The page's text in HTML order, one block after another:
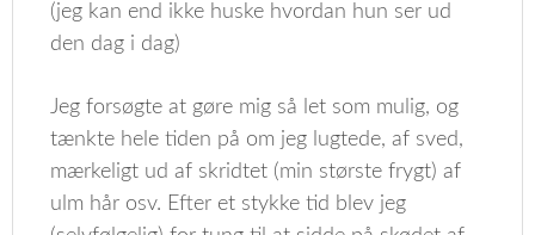
(jeg kan end ikke huske hvordan hun ser ud
den dag i dag)
Jeg forsøgte at gøre mig så let som mulig, og
tænkte hele tiden på om jeg lugtede, af sved,
mærkeligt ud af skridtet (min største frygt) af
ulm hår osv. Efter et stykke tid blev jeg